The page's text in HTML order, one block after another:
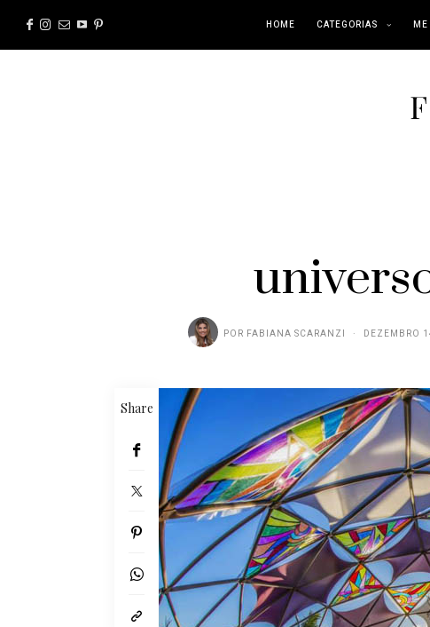
HOME CATEGORIAS ME
POR FABIANA SCARANZI DEZEMBRO
Share